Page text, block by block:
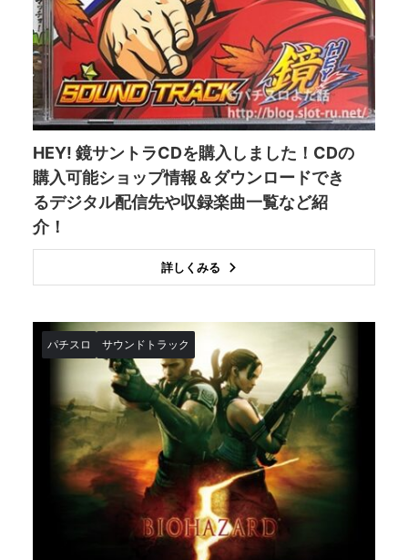
HEY! 鏡サントラCDを購入しました！CDの
購入可能ショップ情報＆ダウンロードでき
るデジタル配信先や収録楽曲一覧など紹
介！
詳しくみる
パチスロ サウンドトラック